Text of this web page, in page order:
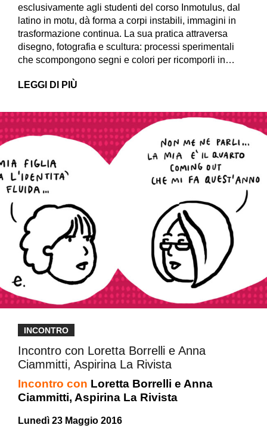
esclusivamente agli studenti del corso Inmotulus, dal
latino in motu, dà forma a corpi instabili, immagini in
trasformazione continua. La sua pratica attraversa
disegno, fotografia e scultura: processi sperimentali
che scompongono segni e colori per ricomporli in…
LEGGI DI PIÙ
INCONTRO
Incontro con Loretta Borrelli e Anna
Ciammitti, Aspirina La Rivista
Incontro con Loretta Borrelli e Anna
Ciammitti, Aspirina La Rivista
Lunedì 23 Maggio 2016